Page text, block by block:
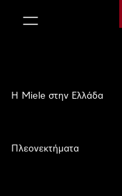
Η Miele στην Ελλάδα
Πλεονεκτήματα